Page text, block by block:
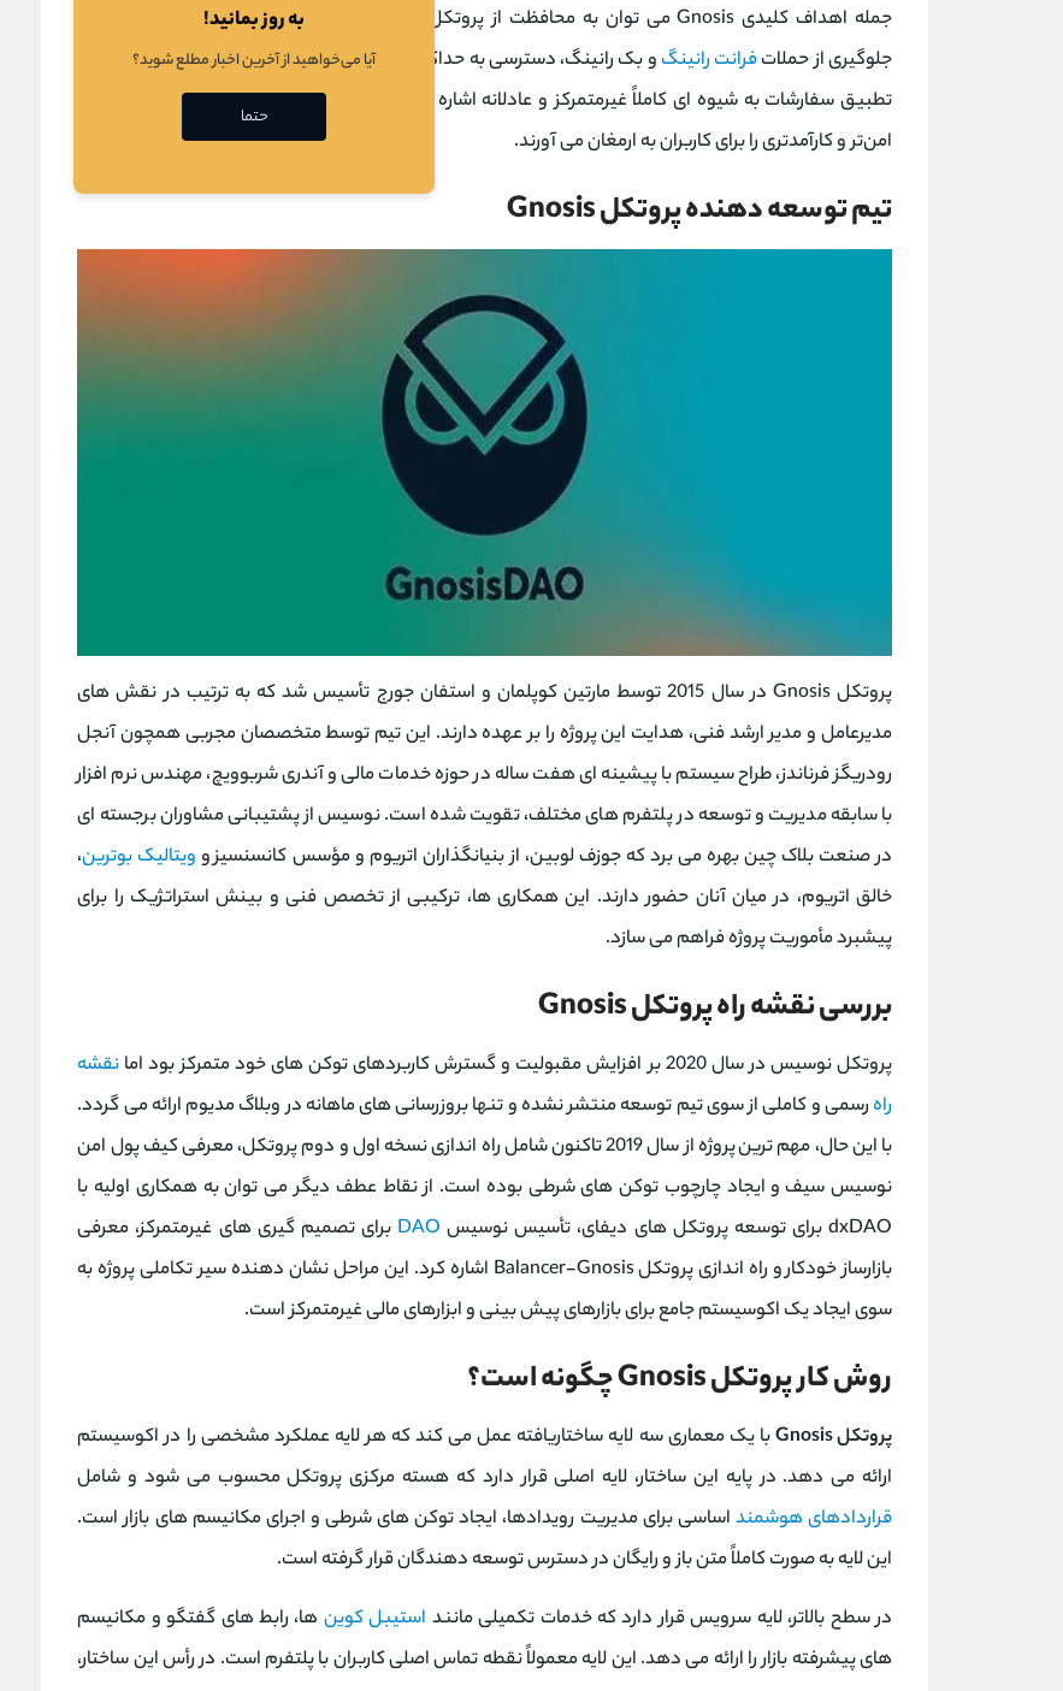
جمله اهداف کلیدی Gnosis می ‌توان به محافظت از پروتکل در برابر استخراج ارزش توسط ماینرها (
جلوگیری از حملاتفرانت ‌رانینگ و بک ‌رانینگ، دسترسی به حداکثر نقدینگیروی زنجیره، ایجاد قیمت ‌های ثابت و
تطبیق سفارشات به شیوه ‌ای کاملاً غیرمتمرکز و عادلانه اشاره کرد. این ویژگی ‌ها در کنار هم، تجربه معاملاتی
امن‌تر و کارآمدتری را برای کاربران به ارمغان می ‌آورند.
تیم توسعه دهنده پروتکل Gnosis
پروتکل Gnosis در سال 2015 توسط مارتین کوپلمان و استفان جورج تأسیس شد که به ترتیب در نقش‌ های
مدیرعامل و مدیر ارشد فنی، هدایت این پروژه را بر عهده دارند. این تیم توسط متخصصان مجربی همچون آنجل
رودریگز فرناندز، طراح سیستم با پیشینه ‌ای هفت ‌ساله در حوزه خدمات مالی و آندری شربوویچ، مهندس نرم ‌افزار
با سابقه مدیریت و توسعه در پلتفرم‌ های مختلف، تقویت شده است. نوسیس از پشتیبانی مشاوران برجسته ‌ای
در صنعت بلاک ‌چین بهره می ‌برد که جوزف لوبین، از بنیانگذاران اتریوم و مؤسس کانسنسیز و ویتالیک بوترین،
خالق اتریوم، در میان آنان حضور دارند. این همکاری ‌ها، ترکیبی از تخصص فنی و بینش استراتژیک را برای
پیشبرد مأموریت پروژه فراهم می ‌سازد.
بررسی نقشه راه پروتکل Gnosis
پروتکل نوسیس در سال 2020 بر افزایش مقبولیت و گسترش کاربردهای توکن‌ های خود متمرکز بود اما
نقشه
راهرسمی و کاملی از سوی تیم توسعه منتشر نشده و تنها بروزرسانی ‌های ماهانه در وبلاگ مدیوم ارائه می گردد.
با این حال، مهم‌ ترین پروژه از سال 2019 تاکنون شامل راه ‌اندازی نسخه اول و دوم پروتکل، معرفی کیف پول امن
نوسیس سیف و ایجاد چارچوب توکن ‌های شرطی بوده است. از نقاط عطف دیگر می‌ توان به همکاری اولیه با
dxDAO برای توسعه پروتکل ‌های دیفای، تأسیس نوسیس‌
DAO برای تصمیم ‌گیری ‌های غیرمتمرکز، معرفی
بازارساز خودکار و راه ‌اندازی پروتکل Balancer-Gnosis اشاره کرد. این مراحل نشان ‌دهنده سیر تکاملی پروژه به
سوی ایجاد یک اکوسیستم جامع برای بازارهای پیش ‌بینی و ابزارهای مالی غیرمتمرکز است.
روش کار پروتکل Gnosis چگونه است؟
پروتکل Gnosis
با یک معماری سه ‌لایه ساختاریافته عمل می کند که هر لایه عملکرد مشخصی را در اکوسیستم
ارائه می ‌دهد. در پایه این ساختار، لایه اصلی قرار دارد که هسته مرکزی پروتکل محسوب می ‌شود و شامل
قراردادهای هوشمند اساسی برای مدیریت رویدادها، ایجاد توکن‌ های شرطی و اجرای مکانیسم‌ های بازار است.
این لایه به صورت کاملاً متن ‌باز و رایگان در دسترس توسعه ‌دهندگان قرار گرفته است.
در سطح بالاتر، لایه سرویس قرار دارد که خدمات تکمیلی مانند استیبل ‌کوین ‌ها، رابط ‌های گفتگو و مکانیسم
‌های پیشرفته بازار را ارائه می ‌دهد. این لایه معمولاً نقطه تماس اصلی کاربران با پلتفرم است. در رأس این ساختار،
به روز بمانید!
آیا می‌خواهید از آخرین اخبار مطلع شوید؟
حتما